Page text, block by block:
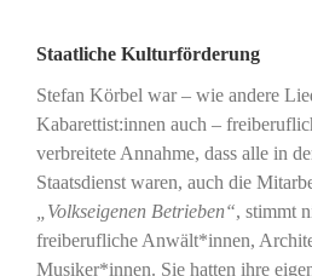
Staatliche Kulturförderung
Stefan Körbel war – wie andere
Kabarettist:innen auch –
verbreitete Annahme, dass alle in
Staatsdienst waren, auch die
„Volkseigenen Betrieben“, stimmt
freiberufliche Anwält*innen,
Musiker*innen. Sie hatten ihre